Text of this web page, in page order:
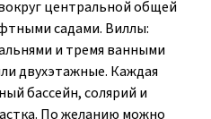
центральной общей
садами. Виллы:
и тремя ванными
двухэтажные. Каждая
бассейн, солярий и
По желанию можно